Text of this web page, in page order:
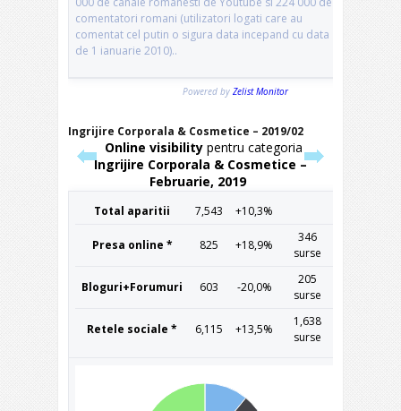
Ingrijire Corporala & Cosmetice – 2019/02